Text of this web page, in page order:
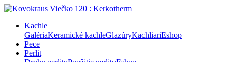
Kachle
GalériaKeramické kachleGlazúryKachliariEshop
Pece
Perlit